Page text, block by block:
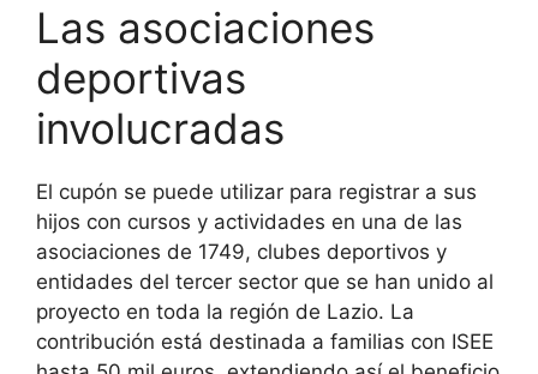
Las asociaciones
deportivas
involucradas
El cupón se puede utilizar para registrar a sus
hijos con cursos y actividades en una de las
asociaciones de 1749, clubes deportivos y
entidades del tercer sector que se han unido al
proyecto en toda la región de Lazio. La
contribución está destinada a familias con ISEE